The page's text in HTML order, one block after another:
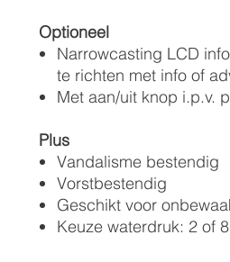
Optioneel
Narrowcasting LCD
te richten met info of
Met aan/uit knop i.p.v.
Plus
Vandalisme bestendig
Vorstbestendig
Geschikt voor
Keuze waterdruk: 2 of